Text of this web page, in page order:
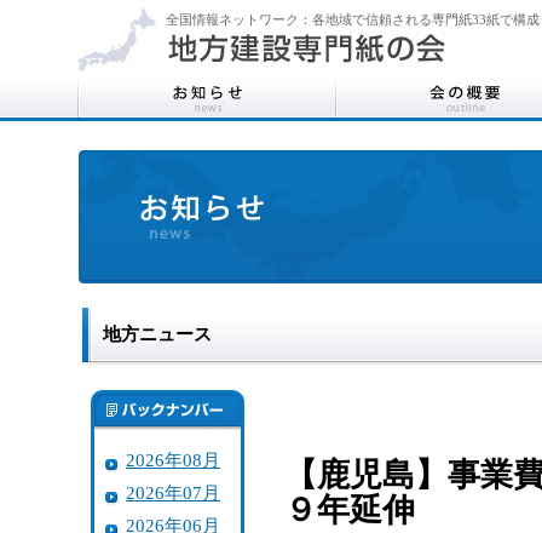
全国情報ネットワーク：各地域で信頼される専門紙33紙で構成
地方ニュース
2026年08月
2026年07月
2026年06月
【鹿児島】事業
９年延伸